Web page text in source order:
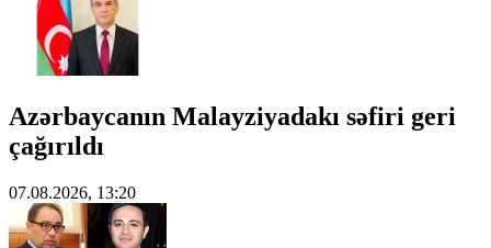
Azərbaycanın Malayziyadakı səfiri geri
çağırıldı
07.08.2026, 13:20